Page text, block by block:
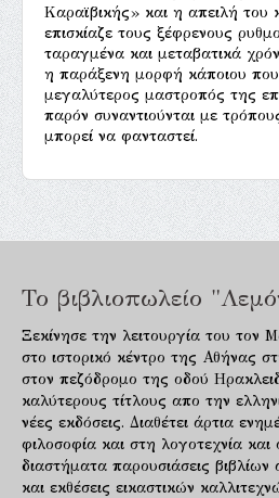
Καραϊβικής» και η απειλή του
επισκίαζε τους ξέφρενους
ταραγμένα και μεταβατικά
η παράξενη μορφή κάποιου
μεγαλύτερος μαστροπός της
παρόν συναντιούνται με
μπορεί να φανταστεί.
Το βιβλιοπωλείο
Ξεκίνησε την λειτουργία του τον
στο ιστορικό κέντρο της Αθήνας
στον πεζόδρομο της οδού
καλύτερους τίτλους απο την
νέες εκδόσεις. Διαθέτει άρτια
φιλοσοφία και στη λογοτεχνία
διαστήματα παρουσιάσεις
και εκθέσεις εικαστικών